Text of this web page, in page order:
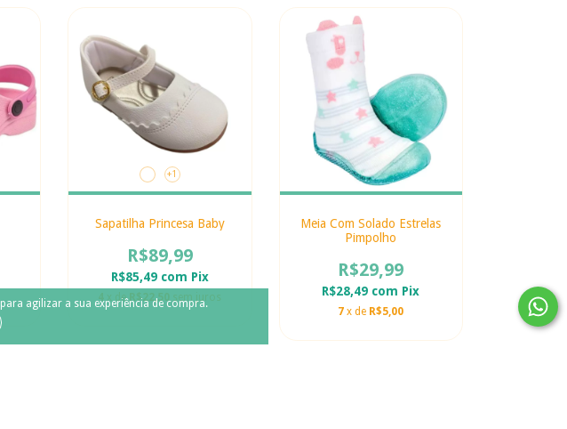
para agilizar a sua experiência de compra.
+1
Sapatilha Princesa Baby
R$89,99
R$85,49 com Pix
4 x deR$22,50 sem juros
Meia Com Solado Estrelas
Pimpolho
R$29,99
R$28,49 com Pix
7 x de R$5,00